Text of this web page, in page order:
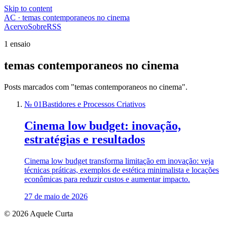
Skip to content
AC · temas contemporaneos no cinema
AcervoSobreRSS
1 ensaio
temas contemporaneos no cinema
Posts marcados com "temas contemporaneos no cinema".
№ 01Bastidores e Processos Criativos
Cinema low budget: inovação,
estratégias e resultados
Cinema low budget transforma limitação em inovação: veja
técnicas práticas, exemplos de estética minimalista e locações
econômicas para reduzir custos e aumentar impacto.
27 de maio de 2026
© 2026 Aquele Curta